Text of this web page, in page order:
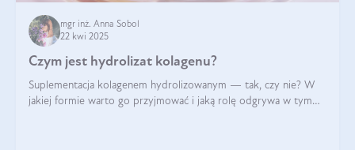
mgr inż. Anna Sobol
22 kwi 2025
Czym jest hydrolizat kolagenu?
Suplementacja kolagenem hydrolizowanym — tak, czy nie? W
jakiej formie warto go przyjmować i jaką rolę odgrywa w tym